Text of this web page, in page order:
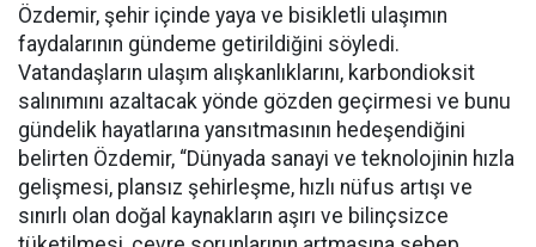
Özdemir, şehir içinde yaya ve bisikletli ulaşımın
faydalarının gündeme getirildiğini söyledi.
Vatandaşların ulaşım alışkanlıklarını, karbondioksit
salınımını azaltacak yönde gözden geçirmesi ve bunu
gündelik hayatlarına yansıtmasının hedeşendiğini
belirten Özdemir, “Dünyada sanayi ve teknolojinin hızla
gelişmesi, plansız şehirleşme, hızlı nüfus artışı ve
sınırlı olan doğal kaynakların aşırı ve bilinçsizce